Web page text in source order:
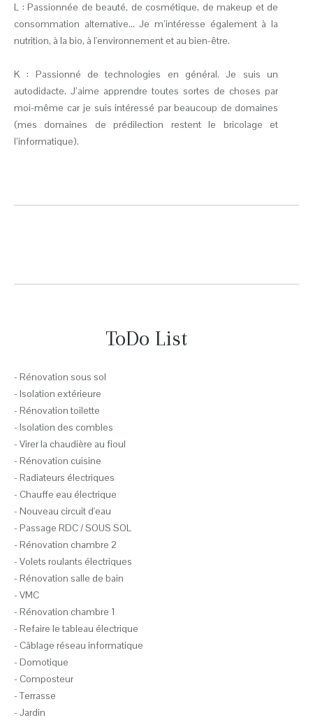
L : Passionnée de beauté, de cosmétique, de makeup et de
consommation alternative... Je m’intéresse également à la
nutrition, à la bio, à l'environnement et au bien-être.
K : Passionné de technologies en général. Je suis un
autodidacte. J’aime apprendre toutes sortes de choses par
moi-même car je suis intéressé par beaucoup de domaines
(mes domaines de prédilection restent le bricolage et
l’informatique).
ToDo List
- Rénovation sous sol
- Isolation extérieure
- Rénovation toilette
- Isolation des combles
- Virer la chaudière au fioul
- Rénovation cuisine
- Radiateurs électriques
- Chauffe eau électrique
- Nouveau circuit d'eau
- Passage RDC / SOUS SOL
- Rénovation chambre 2
- Volets roulants électriques
- Rénovation salle de bain
- VMC
- Rénovation chambre 1
- Refaire le tableau électrique
- Câblage réseau informatique
- Domotique
- Composteur
- Terrasse
- Jardin